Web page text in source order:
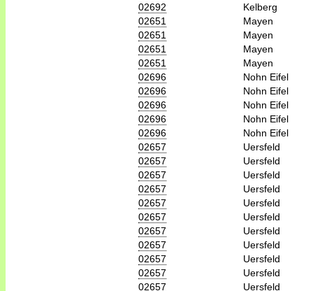
02692
Kelberg
02651
Mayen
02651
Mayen
02651
Mayen
02651
Mayen
02696
Nohn Eifel
02696
Nohn Eifel
02696
Nohn Eifel
02696
Nohn Eifel
02696
Nohn Eifel
02657
Uersfeld
02657
Uersfeld
02657
Uersfeld
02657
Uersfeld
02657
Uersfeld
02657
Uersfeld
02657
Uersfeld
02657
Uersfeld
02657
Uersfeld
02657
Uersfeld
02657
Uersfeld